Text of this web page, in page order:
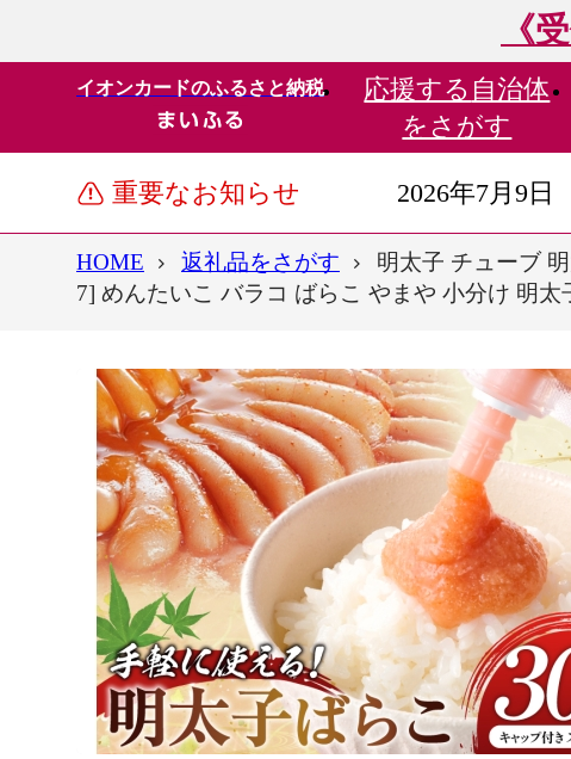
《
イオンカードのふるさと納税 応援する 自治体
をさがす
重要なお知らせ 2026年7月9日
HOME 返礼品をさがす
明太子 チューブ
7] めんたいこ バラコ ばらこ やまや 小分け 明太